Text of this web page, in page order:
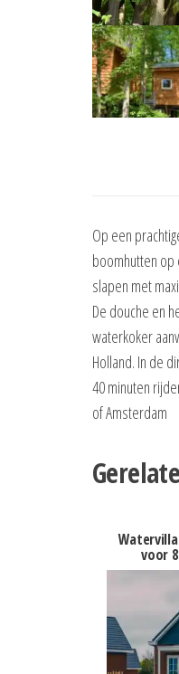
Op een
boomhutten op
slapen met
De douche en
waterkoker
Holland. In de
40 minuten
of Amsterdam
voor